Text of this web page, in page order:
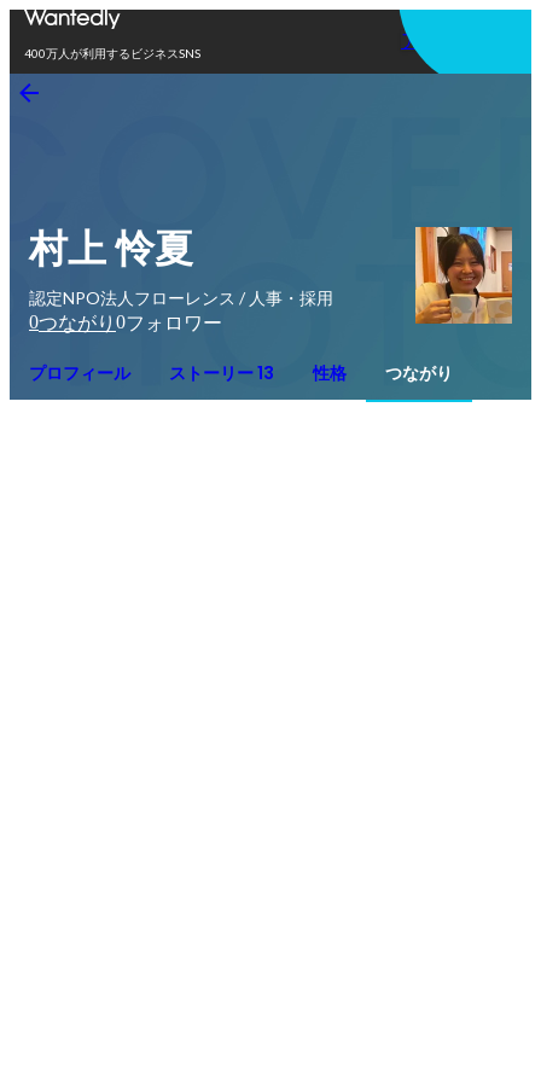
400万人が利用するビジネスSNS
アプリを使う
村上 怜夏
認定NPO法人フローレンス / 人事・採用
0つながり 0フォロワー
プロフィール ストーリー 13 性格 つながり